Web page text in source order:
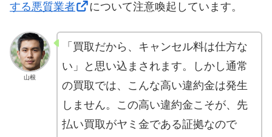
する悪質業者
について注意喚起しています。
山根
「買取だから、キャンセル料は仕方な
い」と思い込まされます。しかし通常
の買取では、こんな高い違約金は発生
しません。この高い違約金こそが、先
払い買取がヤミ金である証拠なので